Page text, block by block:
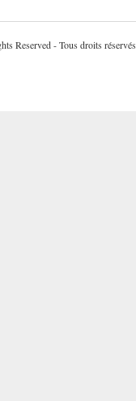
Reserved - Tous droits